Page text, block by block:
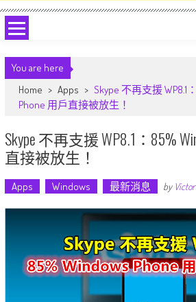
You are here
Home > Apps > Skype 不再支援 WP8.1
Phone 用戶直接被放生！
Skype 不再支援 WP8.1：85%
直接被放生！
Apps Windows 最新消息 by